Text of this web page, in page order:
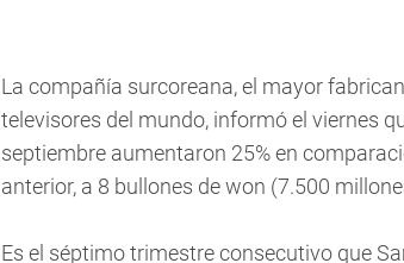
La compañía surcoreana, el mayor
televisores del mundo, informó el viernes
septiembre aumentaron 25% en
anterior, a 8 bullones de won (7.500
Es el séptimo trimestre consecutivo que